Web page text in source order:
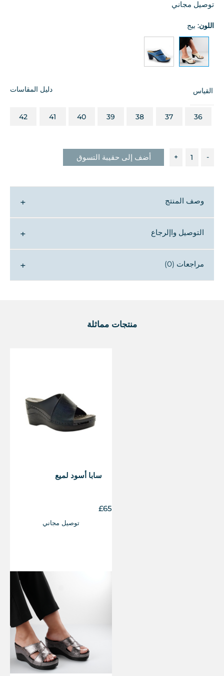
توصيل مجاني
اللون: بيج
دليل المقاسات القياس
36
37
38
39
40
41
42
-
+ أضف إلى حقيبة التسوق
وصف المنتج
التوصيل واإلرجاع
مراجعات (0)
منتجات مماثلة
سابا أسود لميع
£65
توصيل مجاني